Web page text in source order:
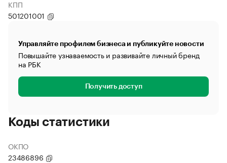
КПП
501201001
Управляйте профилем бизнеса и публикуйте новости
Повышайте узнаваемость и развивайте личный бренд
на РБК
Получить доступ
Коды статистики
ОКПО
23486896